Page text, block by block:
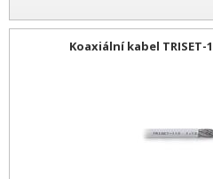
Koaxiální kabel TRISET-